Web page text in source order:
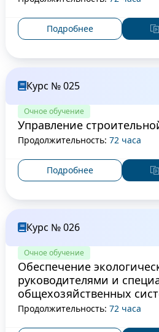
Подробнее
Курс № 025
Очное обучение
Управление
Продолжительность: 72 часа
Подробнее
Курс № 026
Очное обучение
Обеспечение
руководителями и
общехозяйственных
Продолжительность: 72 часа